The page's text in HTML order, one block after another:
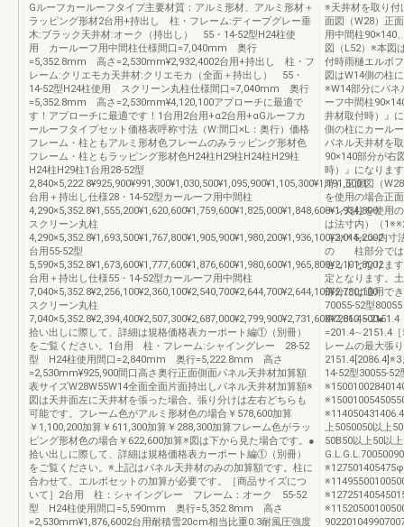
Gルーフカールーフタイプ主要材質：アルミ形材、アルミ形材＋
ラッピング形材2台用+持出し 柱・フレーム:ディープグレー垂
木:ブラック天井材:オーク（持出し） 55・14-52型H24柱使
用 カールーフ用中間柱仕様間口=7,040mm 奥行
=5,352.8mm 高さ=2,530mm¥2,932,4002台用+持出し 柱・フ
レーム:クリエモカ天井材:クリエモカ（全面＋持出し） 55・
14-52型H24柱使用 スクリーン丸柱仕様間口=7,040mm 奥行
=5,352.8mm 高さ=2,530mm¥4,120,100アプローチに最適で
す！アプローチに最適です！1台用2台用+α2台用+αGルーフカ
ールーフタイプセット価格表呼称寸法（W:間口×L：奥行）価格
フレーム・柱ともアルミ形材色フレームのみラッピング形材色
フレーム・柱ともラッピング形材色H24柱H29柱H24柱H29柱
H24柱H29柱1台用28-52型
2,840×5,222.8¥925,900¥991,300¥1,030,500¥1,095,900¥1,105,300¥1,191,5001
台用＋持出し仕様28・14-52型カールーフ用中間柱
4,290×5,352.8¥1,555,200¥1,620,600¥1,759,600¥1,825,000¥1,848,600¥1,934,800
スクリーン丸柱
4,290×5,352.8¥1,693,500¥1,767,800¥1,905,900¥1,980,200¥1,936,100¥2,015,2002
台用55-52型
5,590×5,352.8¥1,673,600¥1,777,600¥1,876,600¥1,980,600¥1,965,800¥2,101,8002
台用＋持出し仕様55・14-52型カールーフ用中間柱
7,040×5,352.8¥2,256,100¥2,360,100¥2,540,700¥2,644,700¥2,644,100¥2,780,100
スクリーン丸柱
7,040×5,352.8¥2,394,400¥2,507,300¥2,687,000¥2,799,900¥2,731,600¥2,860,500●
拾い出しに際して、詳細は規格価格表カーポート編①（別冊）
をご覧ください。1台用 柱・フレーム:シャイングレー 28-52
型 H24柱使用間口=2,840mm 奥行=5,222.8mm 高さ
=2,530mm¥925,900間口高さ奥行正面側面パネル天井材加算額
表サイズW28W55W14全面全面片面持出しパネル天井材加算額※
図は天井面左に天井材を張った場合。張り分けは左右どちらも
可能です。フレーム色がアルミ形材色の場合￥578,600加算
￥1,100,200加算￥611,300加算￥288,300加算フレーム色がラッ
ピング形材色の場合￥622,600加算※図は下から見た場合です。●
拾い出しに際して、詳細は規格価格表カーポート編①（別冊）
をご覧ください。※上記はパネル天井材のみの加算額です。柱に
合わせて、エルボセットの加算が必要です。［商品サイズにつ
いて］2台用 柱：シャイングレー フレーム：オーク 55-52
型 H24柱使用間口=5,590mm 奥行=5,352.8mm 高さ
=2,530mm¥1,876,6002台用耐積雪20cm相当比重0.3耐風圧強度
※天井材を取り付
面図（W28）正
用中間柱90×140
図（L52）※本図
付時雨樋エルボ
図はW14側の柱
※W14部分にパネ
ーフ中間柱
井材取付時）』
側の柱にカール
パネル天井材を
90×140部分が右
時）』になりま
時）正面図（
を使用の場合正
ーン丸柱を使用
は法寸内）（
［3※※4≪≫内寸法
の 柱部分では
セットとなりま
定となります。
部分には適用で
70055-52型
XY201.4∼2151.4
=201.4∼2151.4
レームの最大張
14-52型30055-
上5050050以上
50B50以上50以